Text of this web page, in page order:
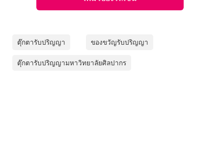
ตุ๊กตารับปริญญา ของขวัญรับปริญญา
ตุ๊กตารับปริญญามหาวิทยาลัยศิลปากร